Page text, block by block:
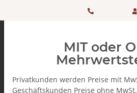
+ 49
MIT oder
Privatkunden werden Preise mit
Geschäftskunden Preise ohne